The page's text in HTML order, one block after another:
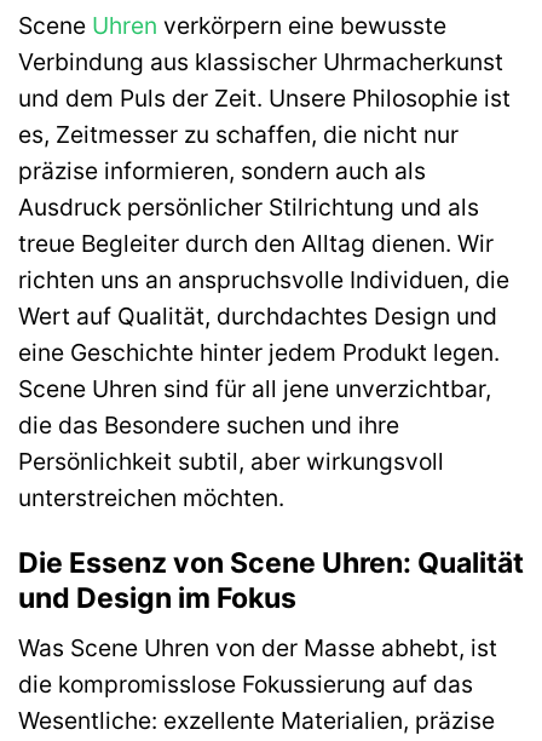
Scene Uhren verkörpern eine bewusste
Verbindung aus klassischer Uhrmacherkunst
und dem Puls der Zeit. Unsere Philosophie ist
es, Zeitmesser zu schaffen, die nicht nur
präzise informieren, sondern auch als
Ausdruck persönlicher Stilrichtung und als
treue Begleiter durch den Alltag dienen. Wir
richten uns an anspruchsvolle Individuen, die
Wert auf Qualität, durchdachtes Design und
eine Geschichte hinter jedem Produkt legen.
Scene Uhren sind für all jene unverzichtbar,
die das Besondere suchen und ihre
Persönlichkeit subtil, aber wirkungsvoll
unterstreichen möchten.
Die Essenz von Scene Uhren: Qualität
und Design im Fokus
Was Scene Uhren von der Masse abhebt, ist
die kompromisslose Fokussierung auf das
Wesentliche: exzellente Materialien, präzise